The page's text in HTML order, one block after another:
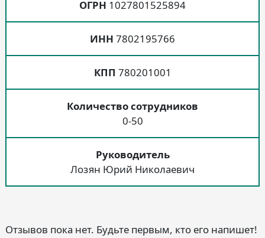
ОГРН 1027801525894
ИНН 7802195766
КПП 780201001
Количество сотрудников
0-50
Руководитель
Лозян Юрий Николаевич
Отзывов пока нет. Будьте первым, кто его напишет!